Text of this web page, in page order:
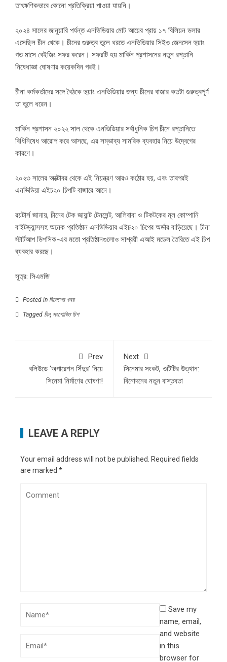
তাৎক্ষণিকভাবে কোনো প্রতিক্রিয়া পাওয়া যায়নি।
২০২৪ সালের জানুয়ারি পর্যন্ত এনভিডিয়ার মোট আয়ের প্রায় ১৭ বিলিয়ন ডলার
এসেছিল চীন থেকে। চীনের গুরুত্ব তুলে ধরতে এনভিডিয়ার সিইও জেনসেন হুয়াং
গত মাসে বেইজিং সফর করেন। সফরটি হয় মার্কিন প্রশাসনের নতুন রপ্তানি
নিষেধাজ্ঞা ঘোষণার কয়েকদিন পরই।
চীনা কর্মকর্তাদের সঙ্গে বৈঠকে হুয়াং এনভিডিয়ার জন্য চীনের বাজার কতটা গুরুত্বপূর্ণ
তা তুলে ধরেন।
মার্কিন প্রশাসন ২০২২ সাল থেকে এনভিডিয়ার সর্বাধুনিক চিপ চীনে রপ্তানিতে
বিধিনিষেধ আরোপ করে আসছে, এর সম্ভাব্য সামরিক ব্যবহার নিয়ে উদ্বেগের
কারণে।
২০২৩ সালের অক্টোবর থেকে এই নিয়ন্ত্রণ আরও কঠোর হয়, এবং তারপরই
এনভিডিয়া এইচ২০ চিপটি বাজারে আনে।
রয়টার্স জানায়, চীনের টেক জায়ান্ট টেনসেন্ট, আলিবাবা ও টিকটকের মূল কোম্পানি
বাইটড্যান্সসহ অনেক প্রতিষ্ঠান এনভিডিয়ার এইচ২০ চিপের অর্ডার বাড়িয়েছে। চীনা
স্টার্টআপ ডিপসিক-এর মতো প্রতিষ্ঠানগুলোও সাশ্রয়ী এআই মডেল তৈরিতে এই চিপ
ব্যবহার করছে।
সূত্র: সিএমজি
Posted in বিদেশের খবর
Tagged চীন, সংশোধিত চিপ
Prev
বলিউডে ‘অপারেশন সিঁদুর’ নিয়ে
সিনেমা নির্মাণের ঘোষণা!
Next
সিনেমার সংকট, ওটিটির উত্থান:
বিনোদনের নতুন বাস্তবতা
LEAVE A REPLY
Your email address will not be published.
Required fields
are marked *
Save my
name, email,
and website
in this
browser for